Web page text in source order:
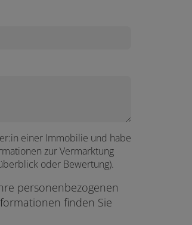
einer Immobilie und habe
zur Vermarktung
oder Bewertung).
personenbezogenen
finden Sie